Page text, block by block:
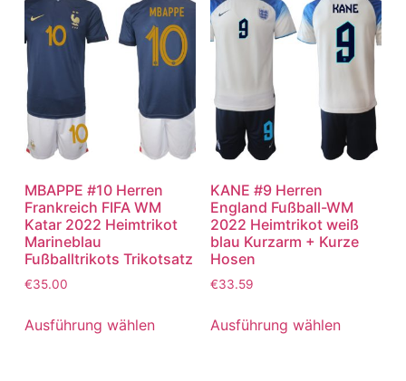
MBAPPE #10 Herren
Frankreich FIFA WM
Katar 2022 Heimtrikot
Marineblau
Fußballtrikots Trikotsatz
€35.00
Ausführung wählen
KANE #9 Herren
England Fußball-WM
2022 Heimtrikot weiß
blau Kurzarm + Kurze
Hosen
€33.59
Ausführung wählen